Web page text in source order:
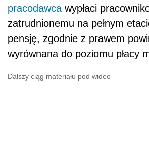
pracodawca wypłaci
zatrudnionemu na pełnym
pensję, zgodnie z prawem
wyrównana do poziomu płacy
Dalszy ciąg materiału pod wideo